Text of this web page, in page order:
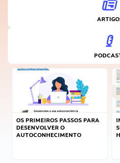
OS PRIMEIROS PASSOS PARA
DESENVOLVER O
AUTOCONHECIMENTO